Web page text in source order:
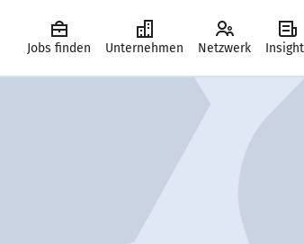
Jobs finden Unternehmen Netzwerk